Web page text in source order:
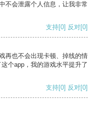
不会泄露个人信息，让我非常
支持[0] 反对[0]
再也不会出现卡顿、掉线的情
个app，我的游戏水平提升了
支持[0] 反对[0]